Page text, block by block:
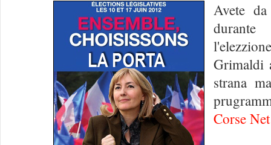
Avete
Grimaldi
strana
Corse